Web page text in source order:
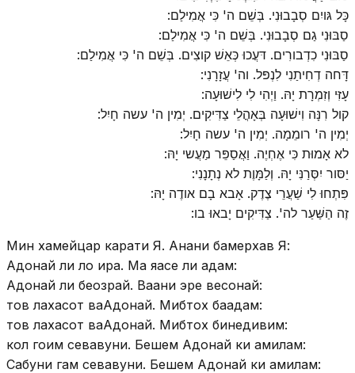
כָּל גּויִם סְבָבוּנִי. בְּשֵׁם ה' כִּי אֲמִילַם:
סַבּוּנִי גַם סְבָבוּנִי. בְּשֵׁם ה' כִּי אֲמִילַם:
סַבּוּנִי כִדְבורִים. דּעֲכוּ כְּאֵשׁ קוצִים. בְּשֵׁם ה' כִּי אֲמִילַם:
דָּחה דְחִיתַנִי לִנְפּל. וה' עֲזָרָנִי:
עָזִּי וְזִמְרָת יָהּ. וַיְהִי לִי לִישׁוּעָה:
קול רִנָּה וִישׁוּעָה בְּאָהֳלֵי צַדִּיקִים. יְמִין ה' עשה חָיִל:
יְמִין ה' רומֵמָה. יְמִין ה' עשה חָיִל:
לא אָמוּת כִּי אֶחְיֶה. וַאֲסַפֵּר מַעֲשי יָהּ:
יַסּור יִסְּרַנִּי יָהּ. וְלַמָּוֶת לא נְתָנָנִי:
פִּתְחוּ לִי שַׁעֲרֵי צֶדֶק. אָבא בָם אודֶה יָהּ:
זֶה הַשַּׁעַר לה'. צַדִּיקִים יָבאוּ בו:
Мин хамейцар карати Я. Анани бамерхав Я:
Адонай ли ло ира. Ма яасе ли адам:
Адонай ли беозрай. Ваани эре весонай:
тов лахасот ваАдонай. Мибтох баадам:
тов лахасот ваАдонай. Мибтох бинедивим:
кол гоим севавуни. Бешем Адонай ки амилам:
Сабуни гам севавуни. Бешем Адонай ки амилам: